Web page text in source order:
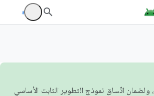
اعتبارًا من عام 2026، ولضمان اتّساق نموذج التطوير الثابت الأساسي